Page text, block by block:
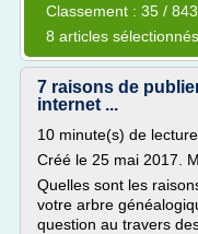
Classement : 35 / 843
8 articles sélectionnés
7 raisons de
internet ...
10 minute(s) de lecture
Créé le 25 mai 2017.
Quelles sont les
votre arbre
question au travers